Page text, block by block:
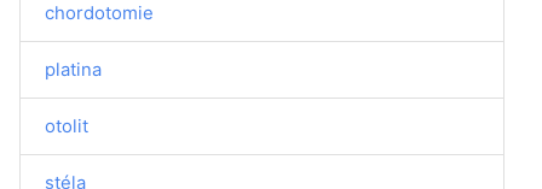
chordotomie
platina
otolit
stéla